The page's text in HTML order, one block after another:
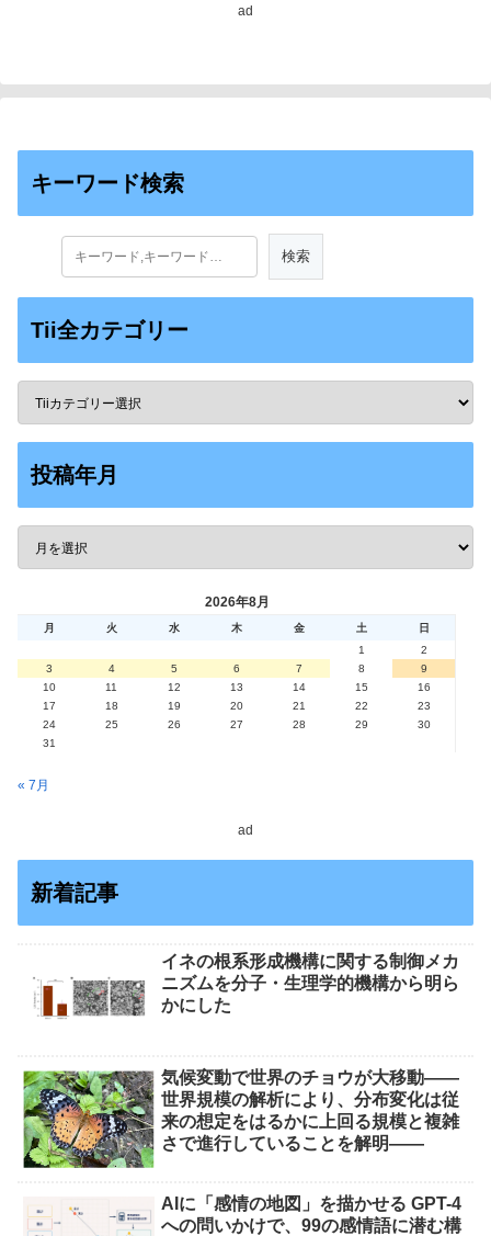
ad
キーワード検索
Tii全カテゴリー
投稿年月
2026年8月
月 火 水 木 金 土
日
1
2
3
4 5 6 7 8
9
10
11 12 13 14 15
16
17
18 19 20 21 22
23
24
25 26 27 28 29
30
31
« 7月
ad
新着記事
イネの根系形成機構に関する制御メカ
ニズムを分子・生理学的機構から明ら
かにした
気候変動で世界のチョウが大移動――
世界規模の解析により、分布変化は従
来の想定をはるかに上回る規模と複雑
さで進行していることを解明――
AIに「感情の地図」を描かせる GPT-4
への問いかけで、99の感情語に潜む構